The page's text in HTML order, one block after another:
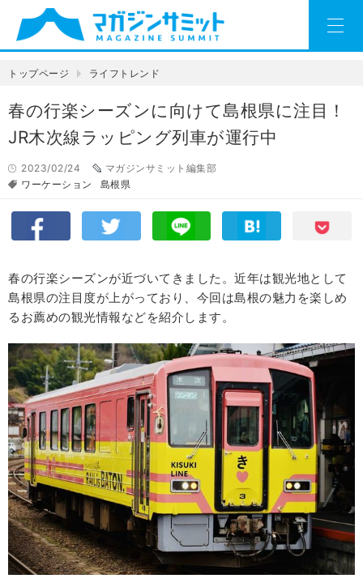
トップページ ライフトレンド
春の行楽シーズンに向けて島根県に注目！
JR木次線ラッピング列車が運行中
2023/02/24
マガジンサミット編集部
ワーケーション
島根県
春の行楽シーズンが近づいてきました。近年は観光地として
島根県の注目度が上がっており、今回は島根の魅力を楽しめ
るお薦めの観光情報などを紹介します。